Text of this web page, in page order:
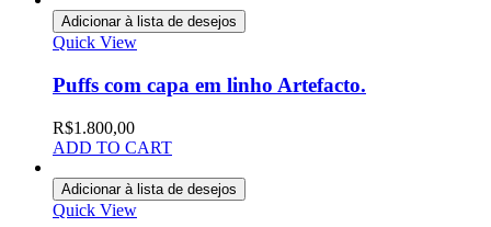
Adicionar à lista de desejos
Quick View
Puffs com capa em linho Artefacto.
R$1.800,00
ADD TO CART
Adicionar à lista de desejos
Quick View